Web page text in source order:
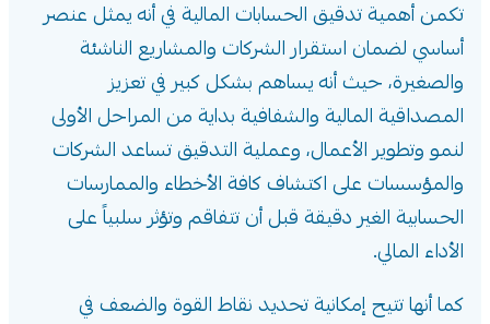
تكمن أهمية تدقيق الحسابات المالية في أنه يمثل عنصر
أساسي لضمان استقرار الشركات والمشاريع الناشئة
والصغيرة، حيث أنه يساهم بشكل كبير في تعزيز
المصداقية المالية والشفافية بداية من المراحل الأولى
لنمو وتطوير الأعمال، وعملية التدقيق تساعد الشركات
والمؤسسات على اكتشاف كافة الأخطاء والممارسات
الحسابية الغير دقيقة قبل أن تتفاقم وتؤثر سلبياً على
الأداء المالي.
كما أنها تتيح إمكانية تحديد نقاط القوة والضعف في